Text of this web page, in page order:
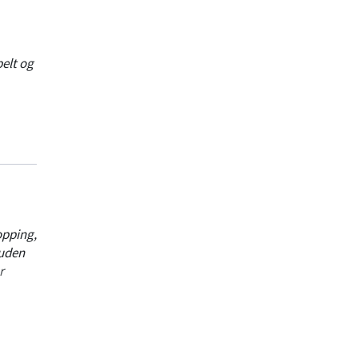
og